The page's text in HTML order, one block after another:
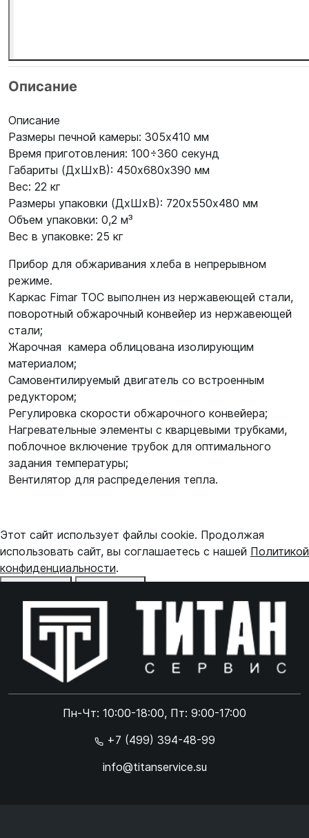
Описание
Описание
Размеры печной камеры: 305x410 мм
Время приготовления: 100÷360 секунд
Габариты (ДхШхВ): 450х680х390 мм
Вес: 22 кг
Размеры упаковки (ДхШхВ): 720x550х480 мм
Объем упаковки: 0,2 м³
Вес в упаковке: 25 кг
Прибор для обжаривания хлеба в непрерывном
режиме.
Каркас Fimar TOC выполнен из нержавеющей стали,
поворотный обжарочный конвейер из нержавеющей
стали;
Жарочная камера облицована изолирующим
материалом;
Самовентилируемый двигатель со встроенным
редуктором;
Регулировка скорости обжарочного конвейера;
Нагревательные элементы с кварцевыми трубками,
поблочное включение трубок для оптимального
задания температуры;
Вентилятор для распределения тепла.
Пн-Чт: 10:00-18:00, Пт: 9:00-17:00
+7 (499) 394-48-99
info@titanservice.su
Этот сайт использует файлы cookie. Продолжая
использовать сайт, вы соглашаетесь с нашей Политикой
конфиденциальности.
Online чат
Online чат